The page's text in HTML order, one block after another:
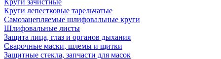
Круги зачистные
Круги лепестковые тарельчатые
Самозацепляемые шлифовальные круги
Шлифовальные листы
Защита лица, глаз и органов дыхания
Сварочные маски, шлемы и щитки
Защитные стекла, запчасти для масок